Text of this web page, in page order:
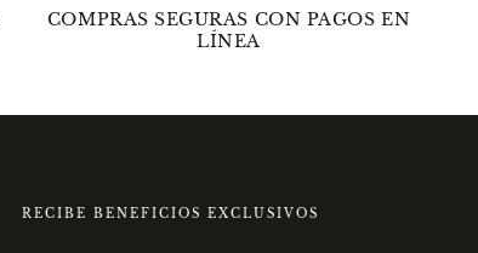
COMPRAS SEGURAS CON PAGOS EN
LÍNEA
RECIBE BENEFICIOS EXCLUSIVOS